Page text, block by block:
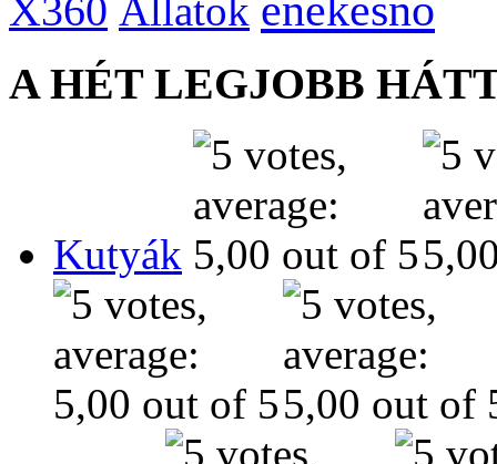
X360 Állatok
A HÉT LEGJOBB
Kutyák